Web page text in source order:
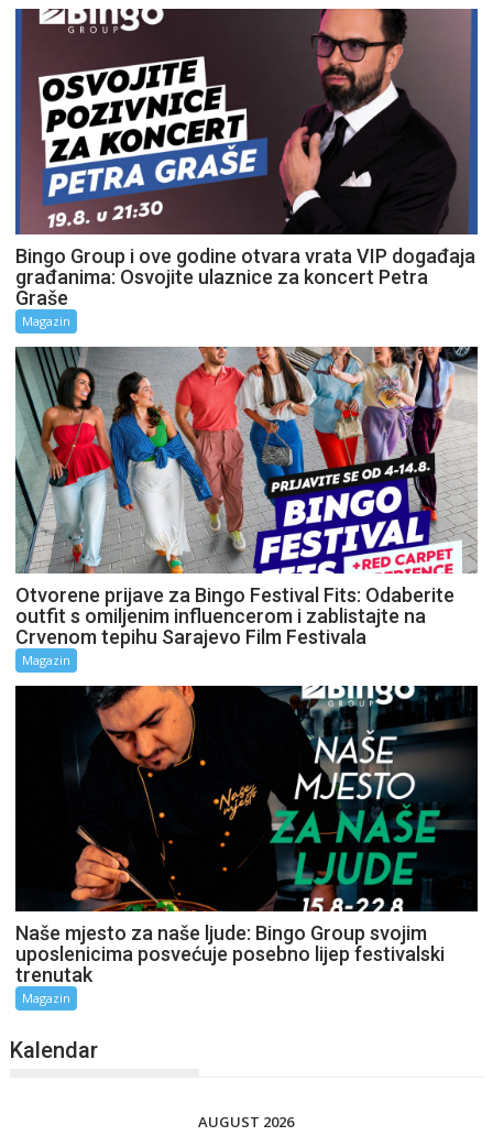
Bingo Group i ove godine otvara vrata VIP događaja
građanima: Osvojite ulaznice za koncert Petra
Graše
Magazin
Otvorene prijave za Bingo Festival Fits: Odaberite
outfit s omiljenim influencerom i zablistajte na
Crvenom tepihu Sarajevo Film Festivala
Magazin
Naše mjesto za naše ljude: Bingo Group svojim
uposlenicima posvećuje posebno lijep festivalski
trenutak
Magazin
Kalendar
AUGUST 2026